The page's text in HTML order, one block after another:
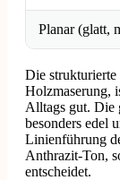
Planar (glatt,
Die strukturierte
Holzmaserung,
Alltags gut. Die
besonders edel
Linienführung
Anthrazit-Ton,
entscheidet.